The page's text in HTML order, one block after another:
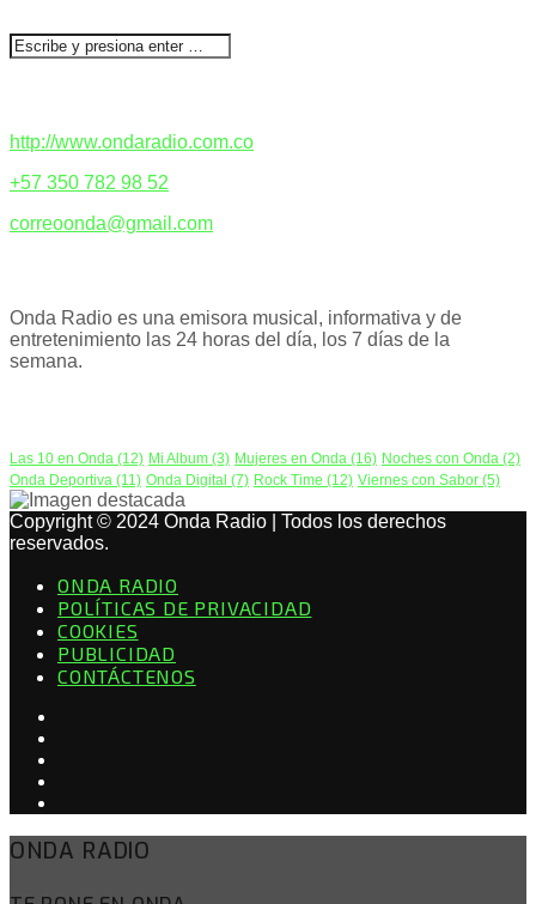
http://www.ondaradio.com.co
+57 350 782 98 52
correoonda@gmail.com
Onda Radio es una emisora musical, informativa y de
entretenimiento las 24 horas del día, los 7 días de la
semana.
Las 10 en Onda (12) Mi Album (3) Mujeres en Onda (16) Noches con Onda (2)
Onda Deportiva (11) Onda Digital (7) Rock Time (12) Viernes con Sabor (5)
Copyright © 2024 Onda Radio | Todos los derechos
reservados.
ONDA RADIO
POLÍTICAS DE PRIVACIDAD
COOKIES
PUBLICIDAD
CONTÁCTENOS
ONDA RADIO